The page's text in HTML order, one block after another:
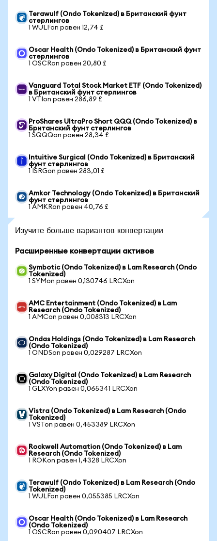
Terawulf (Ondo Tokenized) в Британский фунт
стерлингов
1 WULFon равен 12,74 £
Oscar Health (Ondo Tokenized) в Британский фунт
стерлингов
1 OSCRon равен 20,80 £
Vanguard Total Stock Market ETF (Ondo Tokenized)
в Британский фунт стерлингов
1 VTIon равен 286,89 £
ProShares UltraPro Short QQQ (Ondo Tokenized) в
Британский фунт стерлингов
1 SQQQon равен 28,34 £
Intuitive Surgical (Ondo Tokenized) в Британский
фунт стерлингов
1 ISRGon равен 283,01 £
Amkor Technology (Ondo Tokenized) в Британский
фунт стерлингов
1 AMKRon равен 40,76 £
Изучите больше вариантов конвертации
Расширенные конвертации активов
Symbotic (Ondo Tokenized) в Lam Research (Ondo
Tokenized)
1 SYMon равен 0,130746 LRCXon
AMC Entertainment (Ondo Tokenized) в Lam
Research (Ondo Tokenized)
1 AMCon равен 0,008313 LRCXon
Ondas Holdings (Ondo Tokenized) в Lam Research
(Ondo Tokenized)
1 ONDSon равен 0,029287 LRCXon
Galaxy Digital (Ondo Tokenized) в Lam Research
(Ondo Tokenized)
1 GLXYon равен 0,065341 LRCXon
Vistra (Ondo Tokenized) в Lam Research (Ondo
Tokenized)
1 VSTon равен 0,453389 LRCXon
Rockwell Automation (Ondo Tokenized) в Lam
Research (Ondo Tokenized)
1 ROKon равен 1,4328 LRCXon
Terawulf (Ondo Tokenized) в Lam Research (Ondo
Tokenized)
1 WULFon равен 0,055385 LRCXon
Oscar Health (Ondo Tokenized) в Lam Research
(Ondo Tokenized)
1 OSCRon равен 0,090407 LRCXon